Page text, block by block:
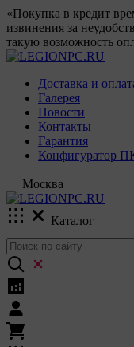
«Покупка в кредит
извинения за
такую возможность
Доставка и
Галерея
Новости
Контакты
Гарантия
Конфигуратор
Москва
Каталог